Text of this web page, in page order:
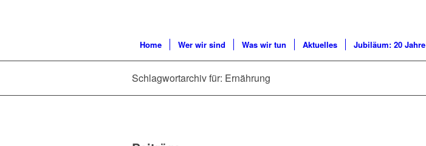
Home Wer wir sind Was wir tun Aktuelles Jubiläum: 20 Jahre
Schlagwortarchiv für: Ernährung